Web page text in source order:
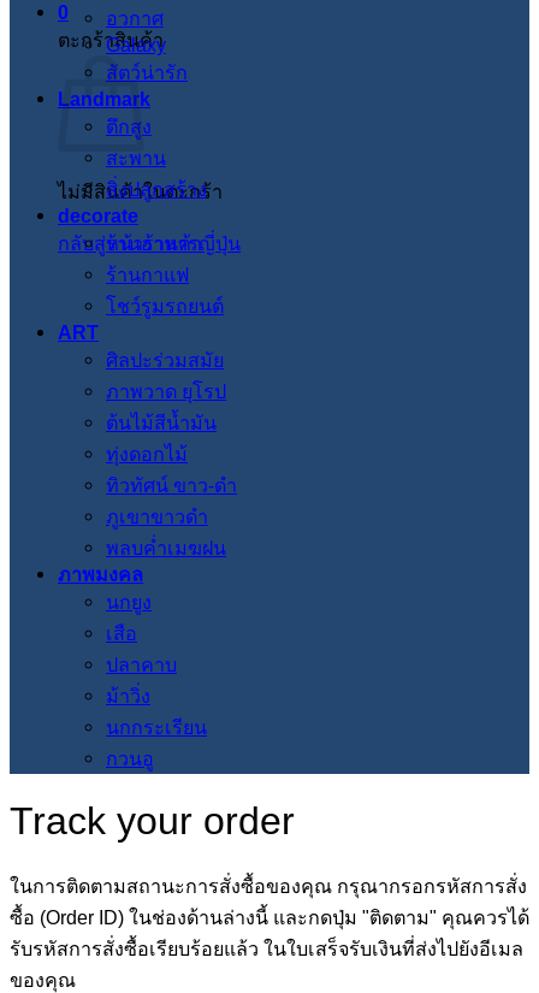
0
ตะกร้าสินค้า
ไม่มีสินค้าในตะกร้า
กลับสู่หน้าร้านค้า
อวกาศ
Galaxy
สัตว์น่ารัก
Landmark
ตึกสูง
สะพาน
สิ่งปลูกสร้าง
decorate
ร้านอาหารญี่ปุ่น
ร้านกาแฟ
โชว์รูมรถยนต์
ART
ศิลปะร่วมสมัย
ภาพวาด ยุโรป
ต้นไม้สีน้ำมัน
ทุ่งดอกไม้
ทิวทัศน์ ขาว-ดำ
ภูเขาขาวดำ
พลบค่ำเมฆฝน
ภาพมงคล
นกยูง
เสือ
ปลาคาบ
ม้าวิ่ง
นกกระเรียน
กวนอู
Track your order
ในการติดตามสถานะการสั่งซื้อของคุณ กรุณากรอกรหัสการสั่ง
ซื้อ (Order ID) ในช่องด้านล่างนี้ และกดปุ่ม "ติดตาม" คุณควรได้
รับรหัสการสั่งซื้อเรียบร้อยแล้ว ในใบเสร็จรับเงินที่ส่งไปยังอีเมล
ของคุณ